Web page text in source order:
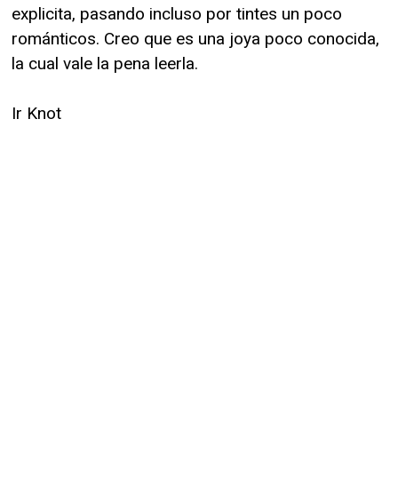
explicita, pasando incluso por tintes un poco
románticos. Creo que es una joya poco conocida,
la cual vale la pena leerla.
Ir Knot